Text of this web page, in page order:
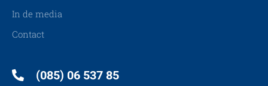
In de media
Contact
(085) 06 537 85